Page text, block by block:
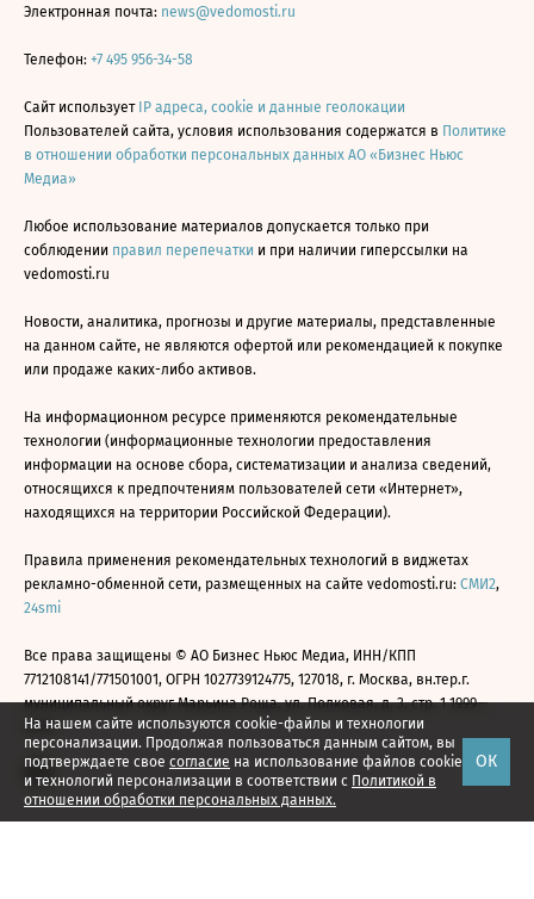
На нашем сайте используются cookie-файлы и технологии
персонализации. Продолжая пользоваться данным сайтом, вы
подтверждаете свое согласие на использование файлов cookie
и технологий персонализации в соответствии с Политикой в
отношении обработки персональных данных.
ОК
Электронная почта: news@vedomosti.ru
Телефон: +7 495 956-34-58
Сайт использует IP адреса, cookie и данные геолокации
Пользователей сайта, условия использования содержатся в Политике
в отношении обработки персональных данных АО «Бизнес Ньюс
Медиа»
Любое использование материалов допускается только при
соблюдении правил перепечатки и при наличии гиперссылки на
vedomosti.ru
Новости, аналитика, прогнозы и другие материалы, представленные
на данном сайте, не являются офертой или рекомендацией к покупке
или продаже каких-либо активов.
На информационном ресурсе применяются рекомендательные
технологии (информационные технологии предоставления
информации на основе сбора, систематизации и анализа сведений,
относящихся к предпочтениям пользователей сети «Интернет»,
находящихся на территории Российской Федерации).
Правила применения рекомендательных технологий в виджетах
рекламно-обменной сети, размещенных на сайте vedomosti.ru: СМИ2,
24smi
Все права защищены © АО Бизнес Ньюс Медиа, ИНН/КПП
7712108141/771501001, ОГРН 1027739124775, 127018, г. Москва, вн.тер.г.
муниципальный округ Марьина Роща, ул. Полковая, д. 3, стр. 1 1999—
2026